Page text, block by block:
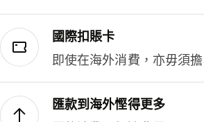
國際扣賬卡
即使在海外消費，亦毋須
匯款到海外慳得更多